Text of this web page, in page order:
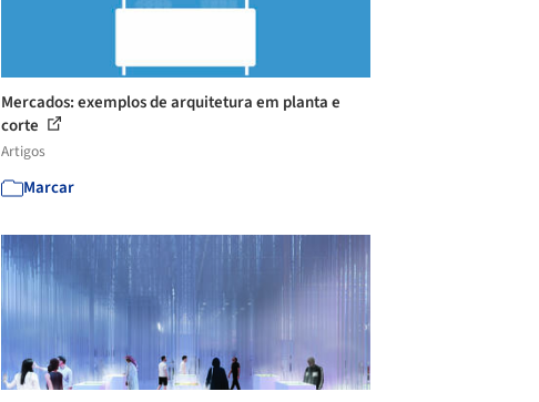
Mercados: exemplos de arquitetura em planta e
corte
Artigos
Marcar